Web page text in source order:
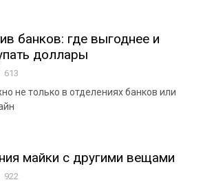
банков: где выгоднее и
доллары
613
не только в отделениях банков или
майки с другими вещами
922